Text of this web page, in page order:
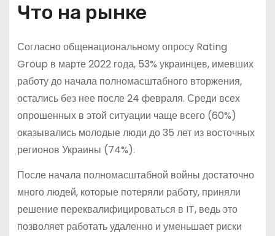
Что на рынке
Согласно общенациональному опросу Rating
Group в марте 2022 года, 53% украинцев, имевших
работу до начала полномасштабного вторжения,
остались без нее после 24 февраля. Среди всех
опрошенных в этой ситуации чаще всего (60%)
оказывались молодые люди до 35 лет из восточных
регионов Украины (74%).
После начала полномасштабной войны достаточно
много людей, которые потеряли работу, приняли
решение переквалифицироваться в IT, ведь это
позволяет работать удаленно и уменьшает риски